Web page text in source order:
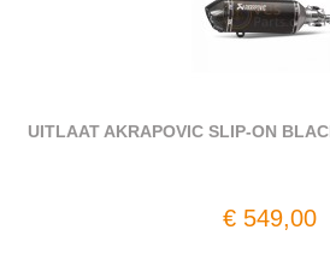
UITLAAT AKRAPOVIC SLIP-ON
€ 549,00